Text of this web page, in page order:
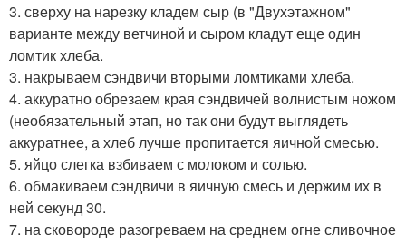
3. сверху на нарезку кладем сыр (в "Двухэтажном"
варианте между ветчиной и сыром кладут еще один
ломтик хлеба.
3. накрываем сэндвичи вторыми ломтиками хлеба.
4. аккуратно обрезаем края сэндвичей волнистым ножом
(необязательный этап, но так они будут выглядеть
аккуратнее, а хлеб лучше пропитается яичной смесью.
5. яйцо слегка взбиваем с молоком и солью.
6. обмакиваем сэндвичи в яичную смесь и держим их в
ней секунд 30.
7. на сковороде разогреваем на среднем огне сливочное